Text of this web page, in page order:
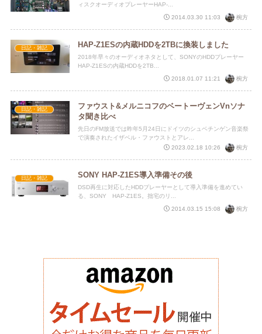
ィスクオーディオプレーヤーHAP-...
2014.03.30 11:03
椀方
日記・雑記 HAP-Z1ESの内蔵HDDを2TBに換装しました
2018年早々のオーディオネタとして、SONYのHDDプレーヤー
HAP-Z1ESの内蔵HDDを2TB...
2018.01.07 11:21
椀方
日記・雑記
ファウスト&メルニコフのベートーヴェンVnソナ
タ聞き比べ
先日のFM放送では昨年5月24日にドイツのシュベチンゲン音楽祭
で演奏されたイザベル・ファウストとアレ...
2023.02.18 10:26
椀方
日記・雑記 SONY HAP-Z1ES導入準備その後
DSD再生に対応したHDDプレーヤーとして導入準備を進めてい
る、SONY HAP-Z1ES。拙宅のリ...
2014.03.15 15:08
椀方